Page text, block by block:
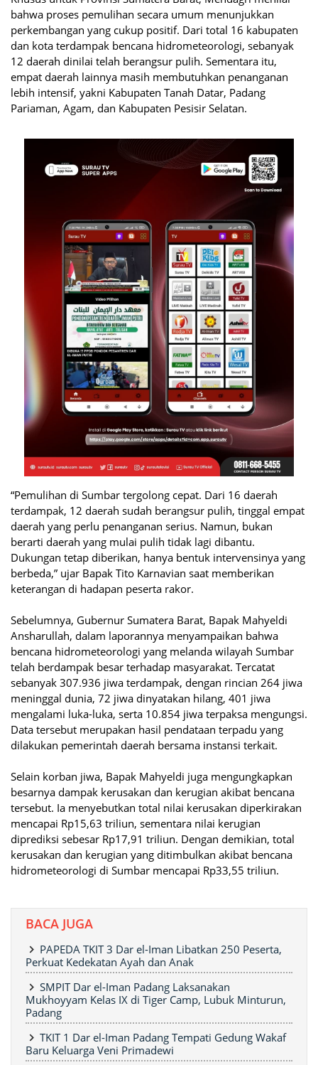
bahwa proses pemulihan secara umum menunjukkan
perkembangan yang cukup positif. Dari total 16 kabupaten
dan kota terdampak bencana hidrometeorologi, sebanyak
12 daerah dinilai telah berangsur pulih. Sementara itu,
empat daerah lainnya masih membutuhkan penanganan
lebih intensif, yakni Kabupaten Tanah Datar, Padang
Pariaman, Agam, dan Kabupaten Pesisir Selatan.
“Pemulihan di Sumbar tergolong cepat. Dari 16 daerah
terdampak, 12 daerah sudah berangsur pulih, tinggal empat
daerah yang perlu penanganan serius. Namun, bukan
berarti daerah yang mulai pulih tidak lagi dibantu.
Dukungan tetap diberikan, hanya bentuk intervensinya yang
berbeda,” ujar Bapak Tito Karnavian saat memberikan
keterangan di hadapan peserta rakor.
Sebelumnya, Gubernur Sumatera Barat, Bapak Mahyeldi
Ansharullah, dalam laporannya menyampaikan bahwa
bencana hidrometeorologi yang melanda wilayah Sumbar
telah berdampak besar terhadap masyarakat. Tercatat
sebanyak 307.936 jiwa terdampak, dengan rincian 264 jiwa
meninggal dunia, 72 jiwa dinyatakan hilang, 401 jiwa
mengalami luka-luka, serta 10.854 jiwa terpaksa mengungsi.
Data tersebut merupakan hasil pendataan terpadu yang
dilakukan pemerintah daerah bersama instansi terkait.
Selain korban jiwa, Bapak Mahyeldi juga mengungkapkan
besarnya dampak kerusakan dan kerugian akibat bencana
tersebut. Ia menyebutkan total nilai kerusakan diperkirakan
mencapai Rp15,63 triliun, sementara nilai kerugian
diprediksi sebesar Rp17,91 triliun. Dengan demikian, total
kerusakan dan kerugian yang ditimbulkan akibat bencana
hidrometeorologi di Sumbar mencapai Rp33,55 triliun.
BACA JUGA
PAPEDA TKIT 3 Dar el-Iman Libatkan 250 Peserta,
Perkuat Kedekatan Ayah dan Anak
SMPIT Dar el-Iman Padang Laksanakan
Mukhoyyam Kelas IX di Tiger Camp, Lubuk Minturun,
Padang
TKIT 1 Dar el-Iman Padang Tempati Gedung Wakaf
Baru Keluarga Veni Primadewi